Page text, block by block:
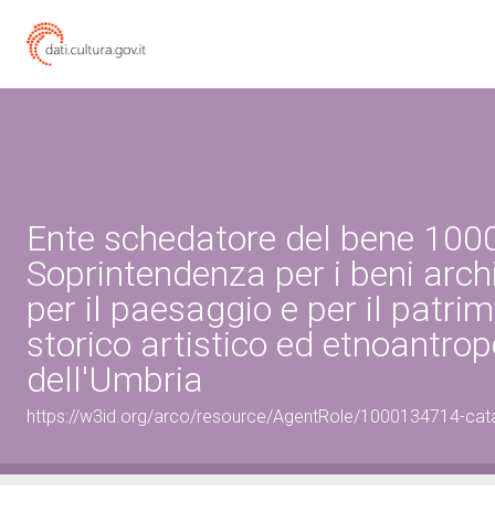
Ente schedatore del bene
Soprintendenza per i beni
per il paesaggio e per il
storico artistico ed
dell'Umbria
https://w3id.org/arco/resource/AgentRole/1000134714-